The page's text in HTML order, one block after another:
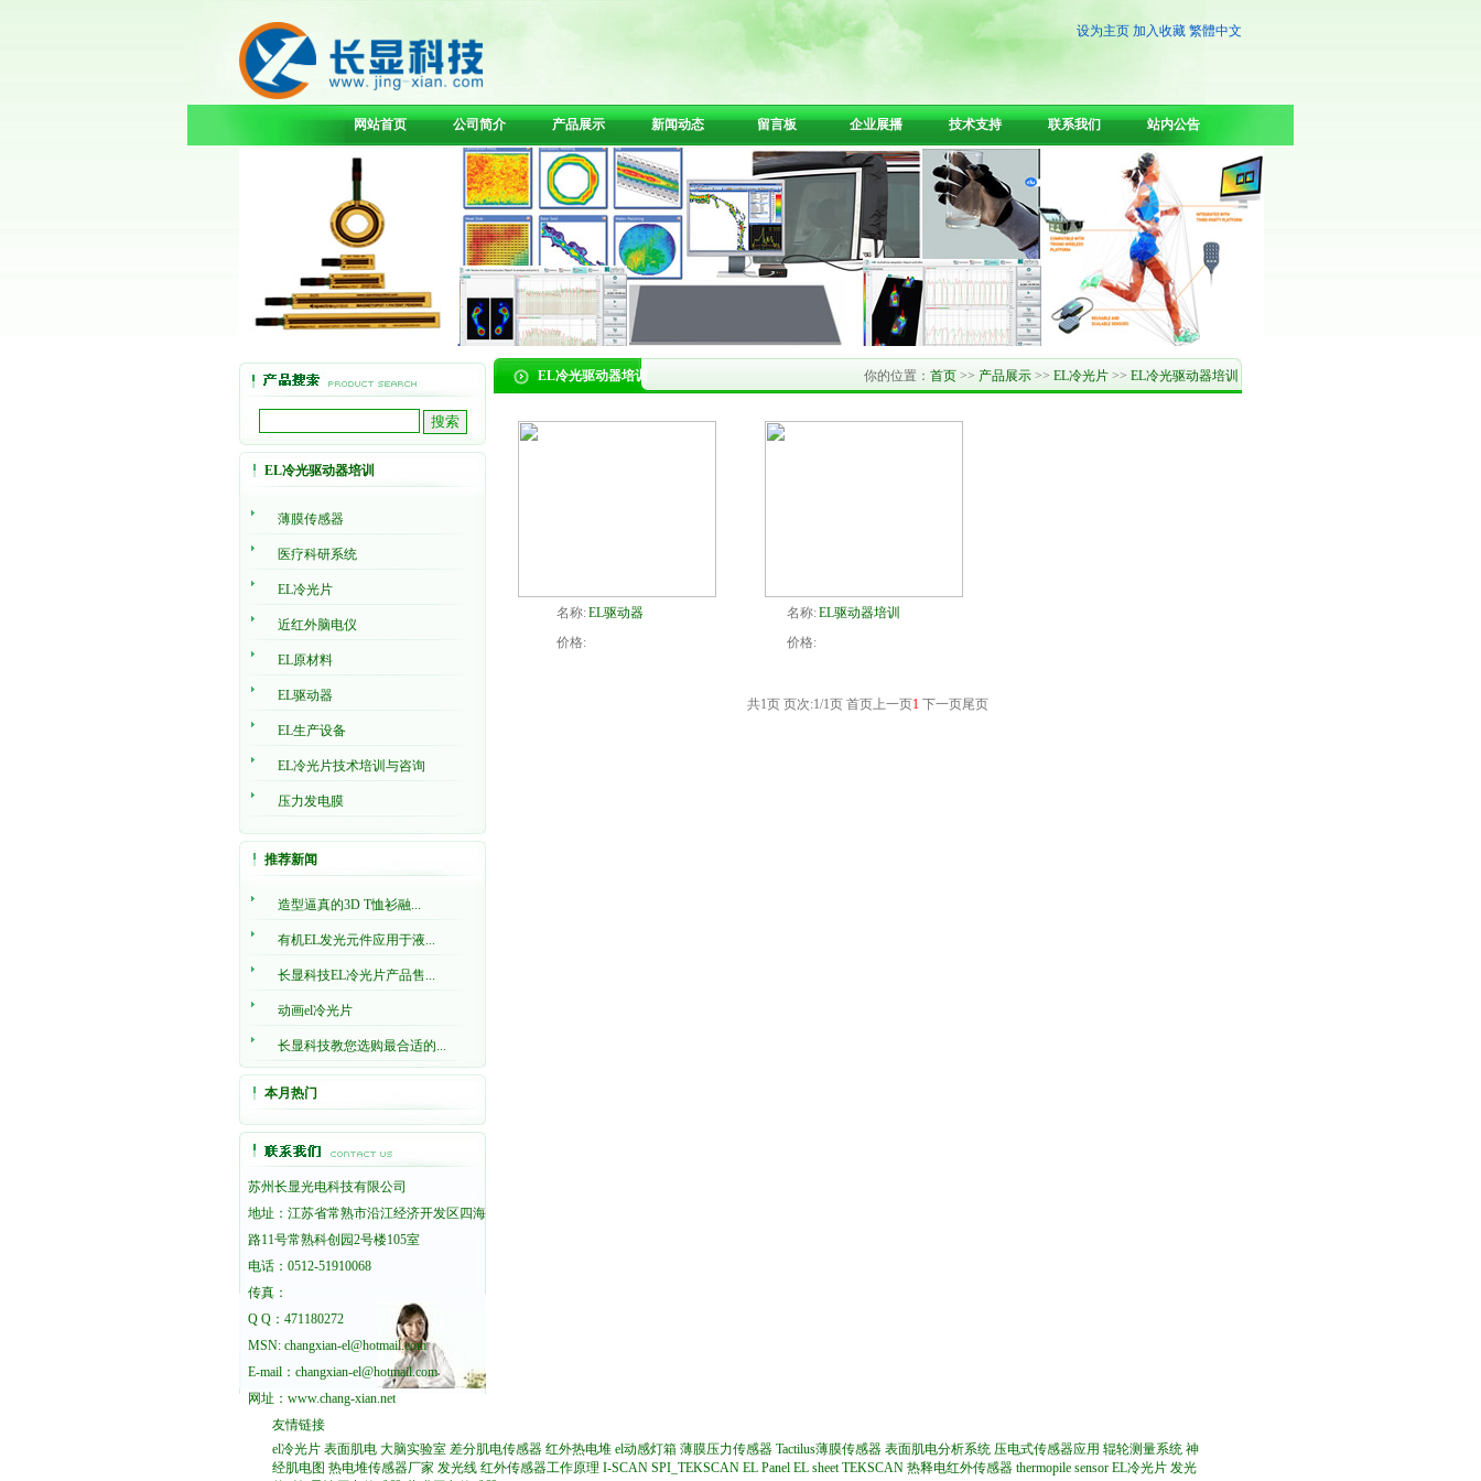
设为主页 加入收藏 繁體中文
网站首页 公司简介 产品展示 新闻动态 留言板 企业展播 技术支持 联系我们 站内公告
EL冷光驱动器培训
薄膜传感器
医疗科研系统
EL冷光片
近红外脑电仪
EL原材料
EL驱动器
EL生产设备
EL冷光片技术培训与咨询
压力发电膜
推荐新闻
造型逼真的3D T恤衫融...
有机EL发光元件应用于液...
长显科技EL冷光片产品售...
动画el冷光片
长显科技教您选购最合适的...
本月热门
苏州长显光电科技有限公司
地址：江苏省常熟市沿江经济开发区四海
路11号常熟科创园2号楼105室
电话：0512-51910068
传真：
Q Q：471180272
MSN: changxian-el@hotmail.com
E-mail：changxian-el@hotmail.com
网址： www.chang-xian.net
你的位置： 首页 >> 产品展示 >> EL冷光片 >> EL冷光驱动器培训
EL冷光驱动器培训
名称:EL驱动器
价格:
名称:EL驱动器培训
价格:
共1页 页次:1/1页 首页上一页1 下一页尾页
友情链接
el冷光片 表面肌电 大脑实验室 差分肌电传感器 红外热电堆 el动感灯箱 薄膜压力传感器 Tactilus薄膜传感器 表面肌电分析系统 压电式传感器应用 辊轮测量系统 神
经肌电图 热电堆传感器厂家 发光线 红外传感器工作原理 I-SCAN SPI_TEKSCAN EL Panel EL sheet TEKSCAN 热释电红外传感器 thermopile sensor EL冷光片 发光